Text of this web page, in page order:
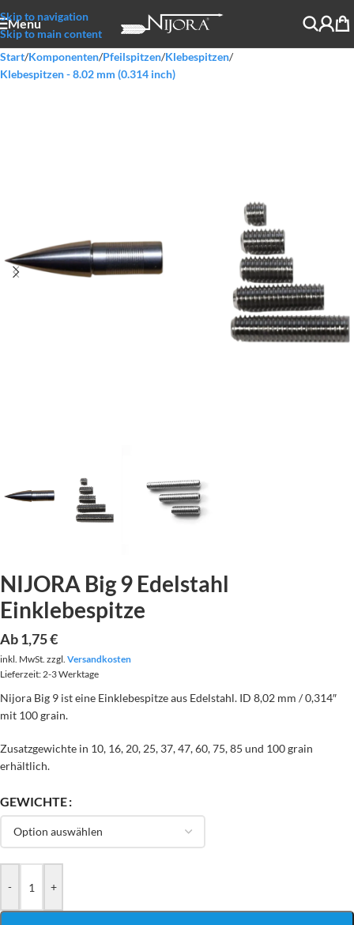
Skip to navigation
Skip to main content
Menu
Start/Komponenten/Pfeilspitzen/Klebespitzen/
Klebespitzen - 8.02 mm (0.314 inch)
NIJORA Big 9 Edelstahl
Einklebespitze
Ab1,75€
inkl. MwSt. zzgl. Versandkosten
Lieferzeit:2-3 Werktage
Nijora Big 9 ist eine Einklebespitze aus Edelstahl. ID 8,02 mm / 0,314″
mit 100 grain.
​Zusatzgewichte in 10, 16, 20, 25, 37, 47, 60, 75, 85 und 100 grain
erhältlich.
GEWICHTE
- +